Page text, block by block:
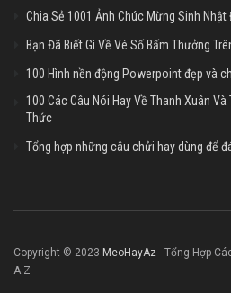
Chia Sẻ 1001 Ảnh Chúc Mừng Sinh
Bạn Đã Biết Gì Về Vé Số Bấm Thưởng
100 Hình nền động Powerpoint đẹp và
100 Các Câu Nói Hay Về Thanh Xuân
Thức
Tổng hợp những câu chửi hay dùng để
Copyright © 2023 MeoHayAz - Tổng Hợp
A-Z